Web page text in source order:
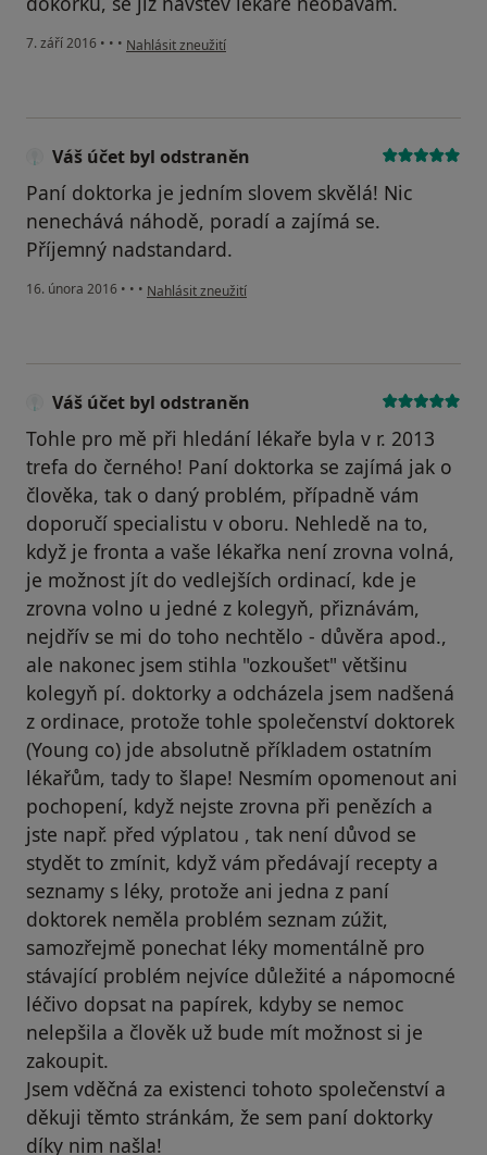
7. září 2016 • • • podle názoru uživatele Váš účet byl odstraněn
Nahlásit zneužití
Váš účet byl odstraněn
Paní doktorka je jedním slovem skvělá! Nic
nenechává náhodě, poradí a zajímá se.
Příjemný nadstandard.
16. února 2016 • • • podle názoru uživatele Váš účet byl odstraněn
Nahlásit zneužití
Váš účet byl odstraněn
Tohle pro mě při hledání lékaře byla v r. 2013
trefa do černého! Paní doktorka se zajímá jak o
člověka, tak o daný problém, případně vám
doporučí specialistu v oboru. Nehledě na to,
když je fronta a vaše lékařka není zrovna volná,
je možnost jít do vedlejších ordinací, kde je
zrovna volno u jedné z kolegyň, přiznávám,
nejdřív se mi do toho nechtělo - důvěra apod.,
ale nakonec jsem stihla "ozkoušet" většinu
kolegyň pí. doktorky a odcházela jsem nadšená
z ordinace, protože tohle společenství doktorek
(Young co) jde absolutně příkladem ostatním
lékařům, tady to šlape! Nesmím opomenout ani
pochopení, když nejste zrovna při penězích a
jste např. před výplatou , tak není důvod se
stydět to zmínit, když vám předávají recepty a
seznamy s léky, protože ani jedna z paní
doktorek neměla problém seznam zúžit,
samozřejmě ponechat léky momentálně pro
stávající problém nejvíce důležité a nápomocné
léčivo dopsat na papírek, kdyby se nemoc
nelepšila a člověk už bude mít možnost si je
zakoupit.
Jsem vděčná za existenci tohoto společenství a
děkuji těmto stránkám, že sem paní doktorky
díky nim našla!